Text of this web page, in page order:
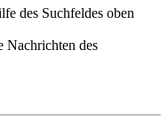
des Suchfeldes oben
Nachrichten des